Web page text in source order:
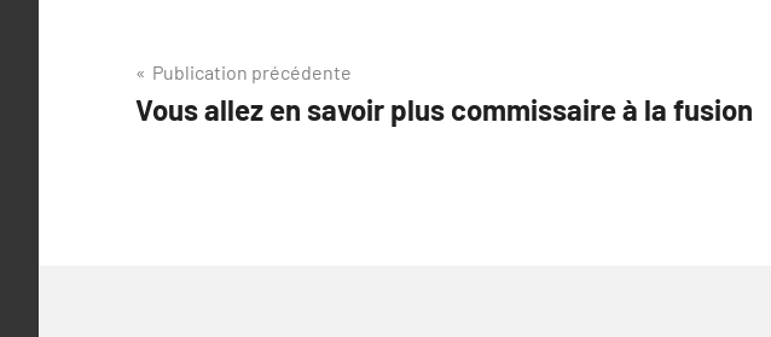
Navigation
de
Publication précédente
Vous allez en savoir plus commissaire à la fusion